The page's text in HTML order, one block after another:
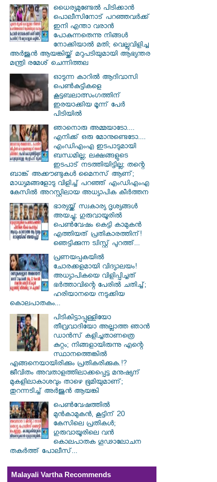
ധൈര്യമുണ്ടേൽ പിടിക്കാൻ
പൊലീസിനോട് പറഞ്ഞവർക്ക്
ഇനി എന്താ വരാൻ
പോകുന്നതെന്നു നിങ്ങൾ
നോക്കിയാൽ മതി; വെല്ലുവിളിച്ച
അർജുൻ ആയങ്കിയ്ക്ക് മറുപടിയുമായി ആഭ്യന്തര
മന്ത്രി രമേശ് ചെന്നിത്തല
ഓടുന്ന കാറില്‍ ആദിവാസി
പെണ്‍കുട്ടികളെ
കൂട്ടബലാത്സംഗത്തിന്
ഇരയാക്കിയ മൂന്ന് പേര്‍
പിടിയില്‍
ഞാനൊരു അമ്മയാടോ....
എനിക്ക് ഒരു മോനുണ്ടെടോ....
എംഡിഎംഎ ഇടപാടുമായി
ബന്ധമില്ല; ലക്ഷങ്ങളുടെ
ഇടപാട് നടത്തിയിട്ടില്ല; തന്റെ
ബാങ്ക് അക്കൗണ്ടുകൾ മൈനസ് ആണ്;
മാധ്യമങ്ങളോടു വിളിച്ച് പറഞ്ഞ് എംഡിഎംഎ
കേസിൽ അറസ്റ്റിലായ അധ്യാപിക കീർത്തന
ഭാര്യയ്ക്ക് സ്വകാര്യ ദൃശ്യങ്ങൾ
അയച്ചു; ഗുരുവായൂരിൽ
പെൺവേഷം കെട്ടി കാമുകൻ
എത്തിയത് പ്രതികാരത്തിന്!
ഞെട്ടിക്കുന്ന ട്വിസ്റ്റ് പുറത്ത്...
പ്രണയപ്പകയിൽ
ചോരക്കളമായി വിദ്യാലയം!
അധ്യാപികയെ വിളിപ്പിച്ചത്
ഭർത്താവിന്റെ പേരിൽ ചതിച്ച്;
ഹരിയാനയെ നടുക്കിയ
കൊലപാതകം...
പിടികിട്ടാപ്പുള്ളിയോ
തീവ്രവാദിയോ അല്ലാത്ത ഞാൻ
ഡാൻസ് കളിച്ചതാണത്രെ
കുറ്റം; നിങ്ങളായിരുന്നു എന്റെ
സ്ഥാനത്തെങ്കിൽ
എങ്ങനെയായിരിക്കും പ്രതികരിക്കുക.!?
ജീവിതം അവതാളത്തിലാക്കപ്പെട്ട മനുഷ്യന്
മുകളിലാകാശവും താഴെ ഭൂമിയുമാണ്;
തുറന്നടിച്ച് അർജുൻ ആയങ്കി
പെൺവേഷത്തിൽ
മുൻകാമുകൻ, കൂട്ടിന് 20
കേസിലെ പ്രതികൾ;
ഗുരുവായൂരിലെ വൻ
കൊലപാതക ഗൂഢാലോചന
തകർത്ത് പോലീസ്...
Malayali Vartha Recommends